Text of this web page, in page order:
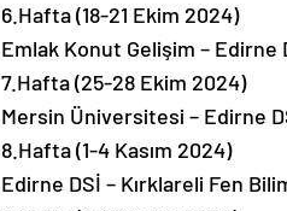
6.Hafta (18-21 Ekim 2024)
Emlak Konut Gelişim – Edirne
7.Hafta (25-28 Ekim 2024)
Mersin Üniversitesi – Edirne
8.Hafta (1-4 Kasım 2024)
Edirne DSİ – Kırklareli Fen